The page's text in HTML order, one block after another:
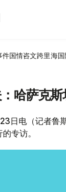
件国情咨文跨里海
哈萨克
日电（记者鲁
专访。